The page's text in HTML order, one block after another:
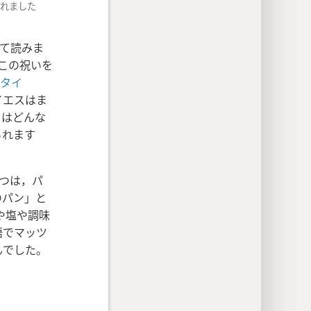
ました
読みま
の祝いを
イ
スはま
どんな
ます
は，パ
ン」と
塩や調味
マッツ
した。